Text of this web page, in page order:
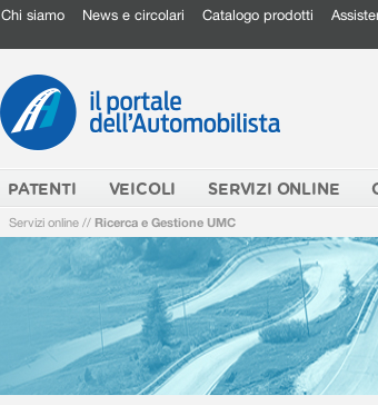
Chi siamo News e circolari Catalogo prodotti
PATENTI VEICOLI SERVIZI ONLINE
Servizi online // Ricerca e Gestione UMC